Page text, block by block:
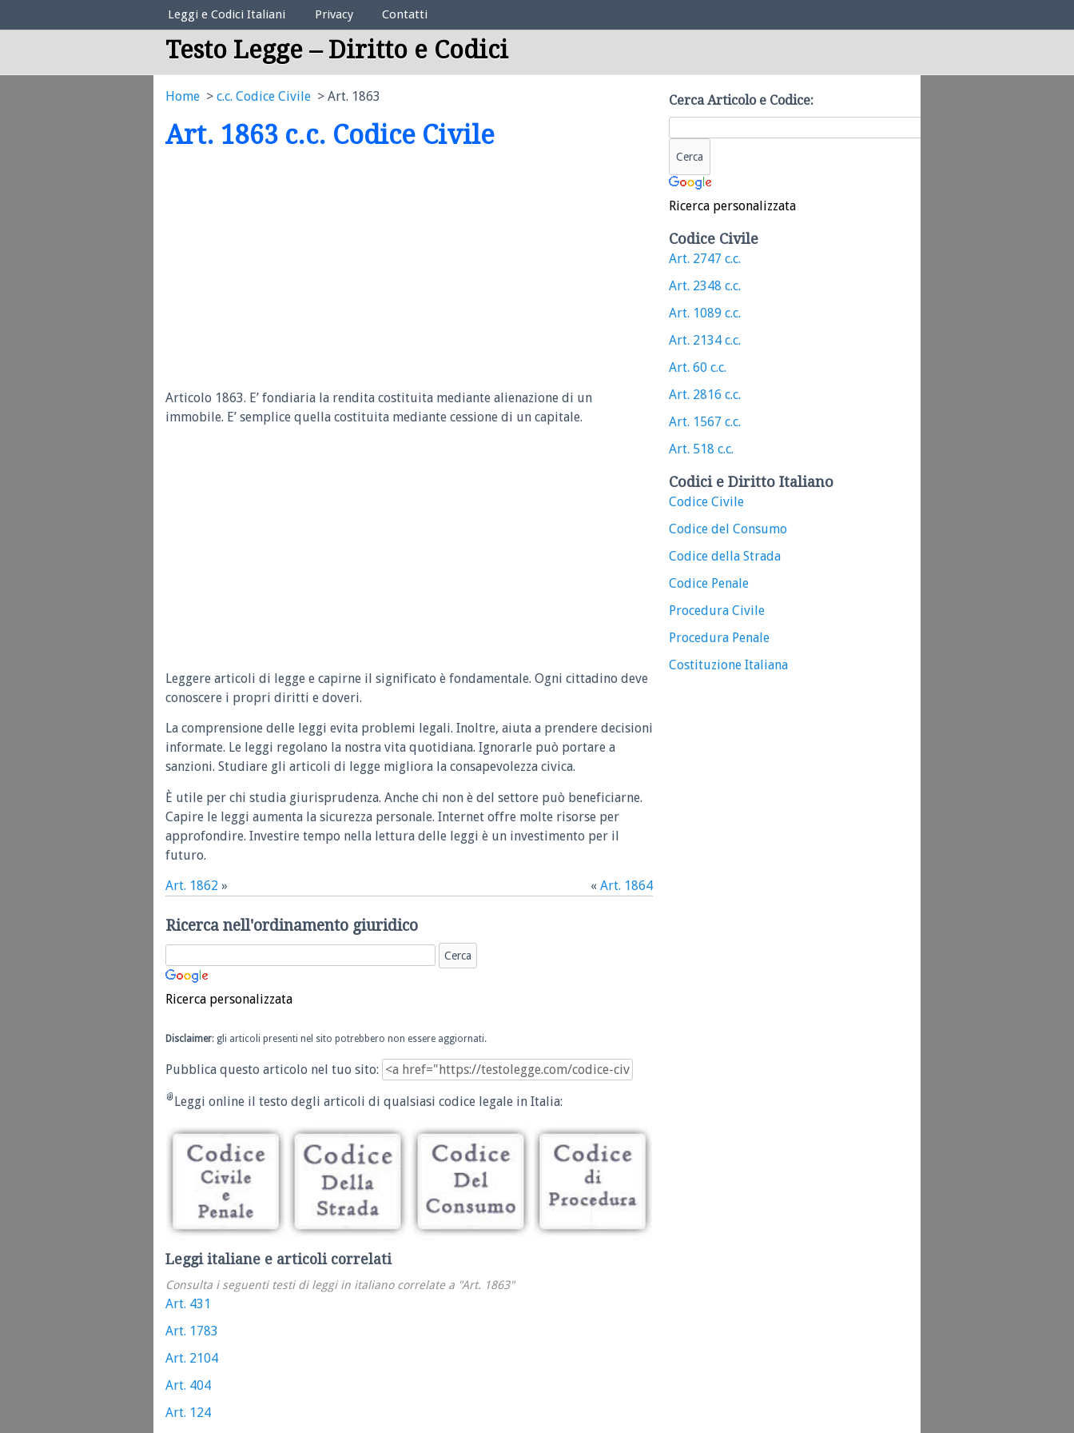
Elenco Codici Legali
Leggi e Codici Italiani Privacy Contatti
Testo Legge – Diritto e Codici
Home c.c. Codice Civile Art. 1863
Art. 1863 c.c. Codice Civile
Articolo 1863. E’ fondiaria la rendita costituita mediante alienazione di un
immobile. E’ semplice quella costituita mediante cessione di un capitale.
Leggere articoli di legge e capirne il significato è fondamentale. Ogni cittadino deve
conoscere i propri diritti e doveri.
La comprensione delle leggi evita problemi legali. Inoltre, aiuta a prendere decisioni
informate. Le leggi regolano la nostra vita quotidiana. Ignorarle può portare a
sanzioni. Studiare gli articoli di legge migliora la consapevolezza civica.
È utile per chi studia giurisprudenza. Anche chi non è del settore può beneficiarne.
Capire le leggi aumenta la sicurezza personale. Internet offre molte risorse per
approfondire. Investire tempo nella lettura delle leggi è un investimento per il
futuro.
Art. 1862 » « Art. 1864
Ricerca nell'ordinamento giuridico
Ricerca personalizzata
Disclaimer: gli articoli presenti nel sito potrebbero non essere aggiornati.
Pubblica questo articolo nel tuo sito:
Leggi online il testo degli articoli di qualsiasi codice legale in Italia:
Leggi italiane e articoli correlati
Consulta i seguenti testi di leggi in italiano correlate a "Art. 1863"
Art. 431
Art. 1783
Art. 2104
Art. 404
Art. 124
Cerca Articolo e Codice:
Ricerca personalizzata
Codice Civile
Art. 2747 c.c.
Art. 2348 c.c.
Art. 1089 c.c.
Art. 2134 c.c.
Art. 60 c.c.
Art. 2816 c.c.
Art. 1567 c.c.
Art. 518 c.c.
Codici e Diritto Italiano
Codice Civile
Codice del Consumo
Codice della Strada
Codice Penale
Procedura Civile
Procedura Penale
Costituzione Italiana